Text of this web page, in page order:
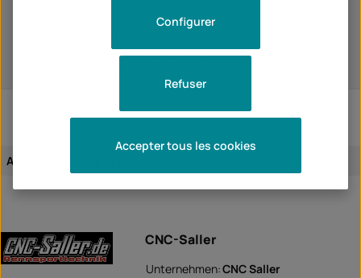
RSV4 / RR / RF 2017
RSV4 / RR / RF 2019
Attribution de l'article:
CNC-Saller
Unternehmen:CNC Saller
Refuser
Configurer
Accepter tous les cookies